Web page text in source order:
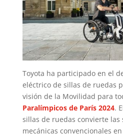
Toyota ha participado en el
eléctrico de sillas de ruedas
visión de la Movilidad para
Paralímpicos de París 2024.
sillas de ruedas convierte las
mecánicas convencionales